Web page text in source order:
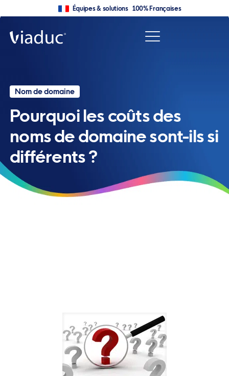
Équipes & solutions 100% Françaises
Nom de domaine
Pourquoi les coûts des
noms de domaine sont-ils si
différents ?